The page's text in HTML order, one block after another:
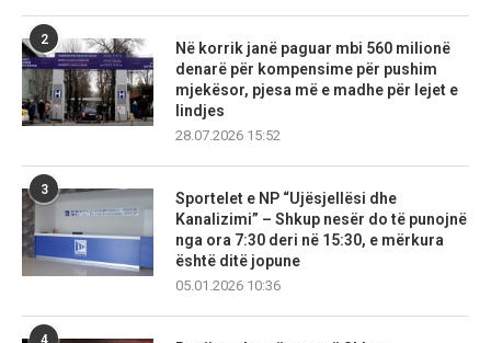
2
Në korrik janë paguar mbi 560 milionë
denarë për kompensime për pushim
mjekësor, pjesa më e madhe për lejet e
lindjes
28.07.2026 15:52
3
Sportelet e NP “Ujësjellësi dhe
Kanalizimi” – Shkup nesër do të punojnë
nga ora 7:30 deri në 15:30, e mërkura
është ditë jopune
05.01.2026 10:36
4